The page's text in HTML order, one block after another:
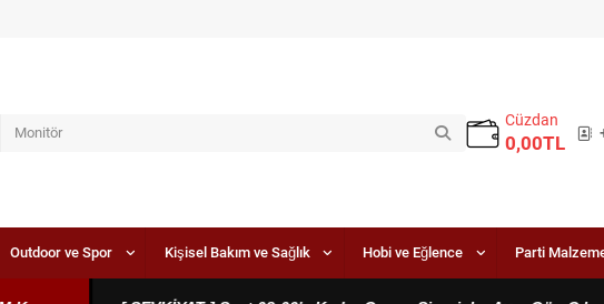
Cüzdan
0,00TL
Outdoor ve Spor Kişisel Bakım ve Sağlık Hobi ve Eğlence Parti